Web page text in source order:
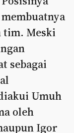
tim. Meski
sebagai
Umuh
oleh
Igor